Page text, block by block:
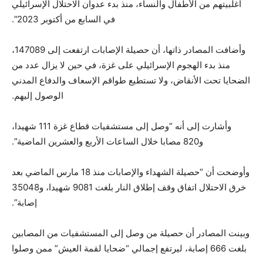
أغلبيتهم من الأطفال والنساء، منذ بدء عدوان الاحتلال الإسرائيلي
في السابع من أكتوبر 2023”.
وأضافت المصادر ذاتها، أن حصيلة الإصابات ارتفعت إلى 147089،
منذ بدء الهجوم الإسرائيلي على غزة، في حين لا يزال عدد من
الضحايا تحت الأنقاض، ولا تستطيع طواقم الإسعاف والدفاع المدني
الوصول إليهم.
وأشارت إلى أنه “وصل إلى مستشفيات قطاع غزة 111 شهيدا،
و820 مصابا خلال الساعات الأربع والعشرين الماضية”.
وأوضحت أن “حصيلة الشهداء والإصابات منذ 18 مارس الماضي بعد
خرق الاحتلال اتفاق وقف إطلاق النار بلغت 9081 شهيدا، و35048
إصابة”.
وبينت المصادر أن حصيلة من وصل إلى المستشفيات من المصابين
بلغت 666 إصابة، ليرتفع إجمالي “ضحايا لقمة العيش” ممن وصلوا